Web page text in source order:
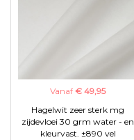
Vanaf € 49,95
Hagelwit zeer sterk mg
zijdevloei 30 grm water - en
kleurvast. ±890 vel